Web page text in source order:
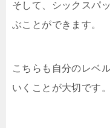
そして、シックスパ
ぶことができます。
こちらも自分のレベ
いくことが大切です。